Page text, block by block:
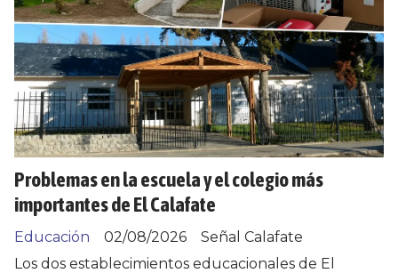
Problemas en la escuela y el colegio más
importantes de El Calafate
Señal Calafate
Educación
02/08/2026
Los dos establecimientos educacionales de El